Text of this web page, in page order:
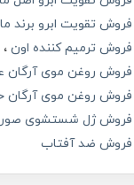
فروش تقویت ابرو برند
فروش ترمیم کننده اون
فروش روغن موی آرگان
فروش روغن موی آرگان
فروش ژل شستشوی صورت
فروش ضد آفتاب